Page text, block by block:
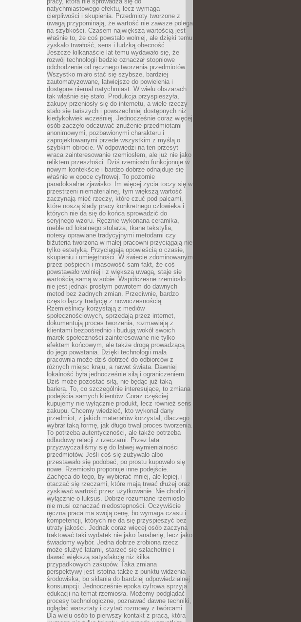
natychmiastowego efektu, lecz wymaga
cierpliwości i skupienia. Przedmioty tworzone z
uwagą przypominają, że wartość nie zawsze polega
na szybkości. Czasem największą wartością jest
właśnie to, że coś powstało wolniej, ale dzięki temu
zyskało trwałość, sens i ludzką obecność.
Jeszcze kilkanaście lat temu wydawało się, że
rozwój technologii będzie oznaczał stopniowe
odchodzenie od ręcznego tworzenia przedmiotów.
Wszystko miało stać się szybsze, bardziej
zautomatyzowane, łatwiejsze do powielenia i
dostępne niemal natychmiast. W wielu obszarach
tak właśnie się stało. Produkcja przyspieszyła,
zakupy przeniosły się do internetu, a wiele rzeczy
stało się tańszych i powszechniej dostępnych niż
kiedykolwiek wcześniej. Jednocześnie coraz więcej
osób zaczęło odczuwać znużenie przedmiotami
anonimowymi, pozbawionymi charakteru i
zaprojektowanymi przede wszystkim z myślą o
szybkim obrocie. W odpowiedzi na ten przesyt
wraca zainteresowanie rzemiosłem, ale już nie jako
reliktem przeszłości. Dziś rzemiosło funkcjonuje w
nowym kontekście i bardzo dobrze odnajduje się
właśnie w epoce cyfrowej. To pozornie
paradoksalne zjawisko. Im więcej życia toczy się w
przestrzeni niematerialnej, tym większą wartość
zaczynają mieć rzeczy, które czuć pod palcami,
które noszą ślady pracy konkretnego człowieka i
których nie da się do końca sprowadzić do
seryjnego wzoru. Ręcznie wykonana ceramika,
meble od lokalnego stolarza, tkane tekstylia,
notesy oprawiane tradycyjnymi metodami czy
biżuteria tworzona w małej pracowni przyciągają nie
tylko estetyką. Przyciągają opowieścią o czasie,
skupieniu i umiejętności. W świecie zdominowanym
przez pośpiech i masowość sam fakt, że coś
powstawało wolniej i z większą uwagą, staje się
wartością samą w sobie. Współczesne rzemiosło
nie jest jednak prostym powrotem do dawnych
metod bez żadnych zmian. Przeciwnie, bardzo
często łączy tradycję z nowoczesnością.
Rzemieślnicy korzystają z mediów
społecznościowych, sprzedają przez internet,
dokumentują proces tworzenia, rozmawiają z
klientami bezpośrednio i budują wokół swoich
marek społeczności zainteresowane nie tylko
efektem końcowym, ale także drogą prowadzącą
do jego powstania. Dzięki technologii mała
pracownia może dziś dotrzeć do odbiorców z
różnych miejsc kraju, a nawet świata. Dawniej
lokalność była jednocześnie siłą i ograniczeniem.
Dziś może pozostać siłą, nie będąc już taką
barierą. To, co szczególnie interesujące, to zmiana
podejścia samych klientów. Coraz częściej
kupujemy nie wyłącznie produkt, lecz również sens
zakupu. Chcemy wiedzieć, kto wykonał dany
przedmiot, z jakich materiałów korzystał, dlaczego
wybrał taką formę, jak długo trwał proces tworzenia.
To potrzeba autentyczności, ale także potrzeba
odbudowy relacji z rzeczami. Przez lata
przyzwyczailiśmy się do łatwej wymienialności
przedmiotów. Jeśli coś się zużywało albo
przestawało się podobać, po prostu kupowało się
nowe. Rzemiosło proponuje inne podejście.
Zachęca do tego, by wybierać mniej, ale lepiej, i
otaczać się rzeczami, które mają trwać dłużej oraz
zyskiwać wartość przez użytkowanie. Nie chodzi
wyłącznie o luksus. Dobrze rozumiane rzemiosło
nie musi oznaczać niedostępności. Oczywiście
ręczna praca ma swoją cenę, bo wymaga czasu i
kompetencji, których nie da się przyspieszyć bez
utraty jakości. Jednak coraz więcej osób zaczyna
traktować taki wydatek nie jako fanaberię, lecz jako
świadomy wybór. Jedna dobrze zrobiona rzecz
może służyć latami, starzeć się szlachetnie i
dawać większą satysfakcję niż kilka
przypadkowych zakupów. Taka zmiana
perspektywy jest istotna także z punktu widzenia
środowiska, bo skłania do bardziej odpowiedzialnej
konsumpcji. Jednocześnie epoka cyfrowa sprzyja
edukacji na temat rzemiosła. Możemy podglądać
procesy technologiczne, poznawać dawne techniki,
oglądać warsztaty i czytać rozmowy z twórcami.
Dla wielu osób to pierwszy kontakt z pracą, która